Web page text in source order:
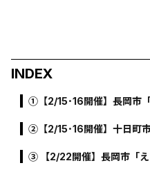
INDEX
➀【2/15･16開催】長岡市
➁【2/15･16開催】十日町
➂ 【2/22開催】長岡市「え